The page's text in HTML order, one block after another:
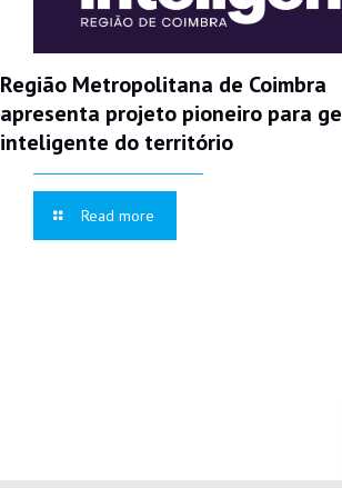
Região Metropolitana de Coimbra
apresenta projeto pioneiro para
inteligente do território
Read more